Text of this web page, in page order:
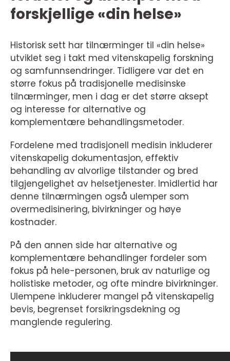
forskjellige «din helse»
Historisk sett har tilnærminger til «din helse»
utviklet seg i takt med vitenskapelig forskning
og samfunnsendringer. Tidligere var det en
større fokus på tradisjonelle medisinske
tilnærminger, men i dag er det større aksept
og interesse for alternative og
komplementære behandlingsmetoder.
Fordelene med tradisjonell medisin inkluderer
vitenskapelig dokumentasjon, effektiv
behandling av alvorlige tilstander og bred
tilgjengelighet av helsetjenester. Imidlertid har
denne tilnærmingen også ulemper som
overmedisinering, bivirkninger og høye
kostnader.
På den annen side har alternative og
komplementære behandlinger fordeler som
fokus på hele-personen, bruk av naturlige og
holistiske metoder, og ofte mindre bivirkninger.
Ulempene inkluderer mangel på vitenskapelig
bevis, begrenset forsikringsdekning og
manglende regulering.